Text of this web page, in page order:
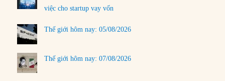
việc cho startup vay vốn
Thế giới hôm nay: 05/08/2026
Thế giới hôm nay: 07/08/2026